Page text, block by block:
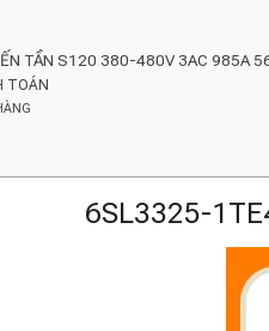
TẦN S120 380-480V 3AC 985A
TOÁN
6SL3325-